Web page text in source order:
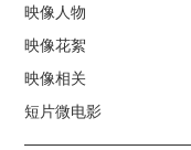
映像人物
映像花絮
映像相关
短片微电影